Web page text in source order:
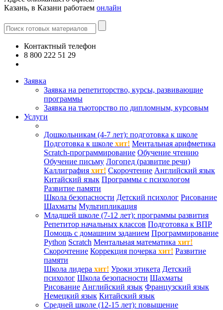
Казань, в Казани работаем онлайн
Контактный телефон
8 800 222 51 29
Заявка
Заявка на репетиторство, курсы, развивающие
программы
Заявка на тьюторство по дипломным, курсовым
Услуги
Дошкольникам (4-7 лет): подготовка к школе
Подготовка к школе хит! Ментальная арифметика
Scratch-программирование Обучение чтению
Обучение письму Логопед (развитие речи)
Каллиграфия хит! Скорочтение Английский язык
Китайский язык Программы с психологом
Развитие памяти
Школа безопасности Детский психолог Рисование
Шахматы Мультипликация
Младшей школе (7-12 лет): программы развития
Репетитор начальных классов Подготовка к ВПР
Помощь с домашним заданием Программирование
Python Scratch Ментальная математика хит!
Скорочтение Коррекция почерка хит! Развитие
памяти
Школа лидера хит! Уроки этикета Детский
психолог Школа безопасности Шахматы
Рисование Английский язык Французский язык
Немецкий язык Китайский язык
Средней школе (12-15 лет): повышение